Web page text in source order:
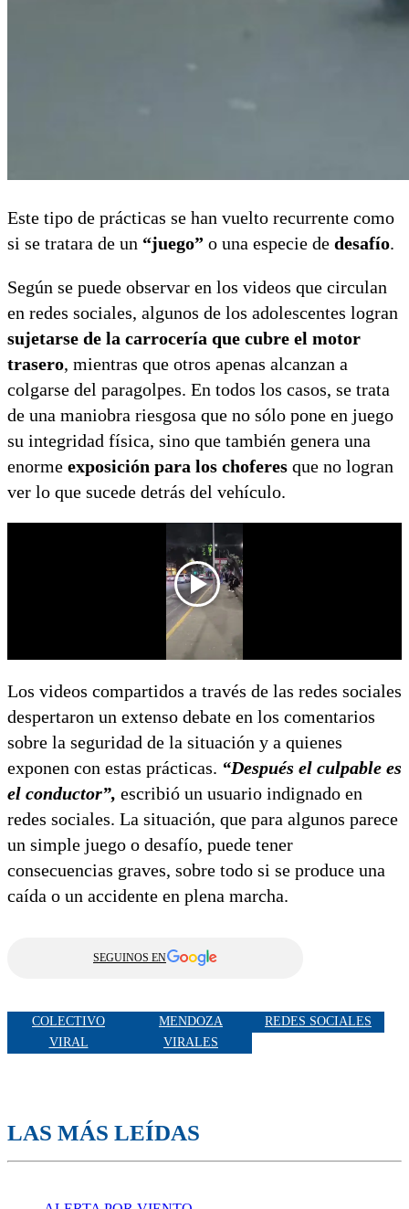
Este tipo de prácticas se han vuelto recurrente como
si se tratara de un “juego” o una especie de desafío.
Según se puede observar en los videos que circulan
en redes sociales, algunos de los adolescentes logran
sujetarse de la carrocería que cubre el motor
trasero, mientras que otros apenas alcanzan a
colgarse del paragolpes. En todos los casos, se trata
de una maniobra riesgosa que no sólo pone en juego
su integridad física, sino que también genera una
enorme exposición para los choferes que no logran
ver lo que sucede detrás del vehículo.
Los videos compartidos a través de las redes sociales
despertaron un extenso debate en los comentarios
sobre la seguridad de la situación y a quienes
exponen con estas prácticas. “Después el culpable es
el conductor”, escribió un usuario indignado en
redes sociales. La situación, que para algunos parece
un simple juego o desafío, puede tener
consecuencias graves, sobre todo si se produce una
caída o un accidente en plena marcha.
SEGUINOS EN
COLECTIVO MENDOZA
REDES SOCIALES
VIRAL
VIRALES
LAS MÁS LEÍDAS